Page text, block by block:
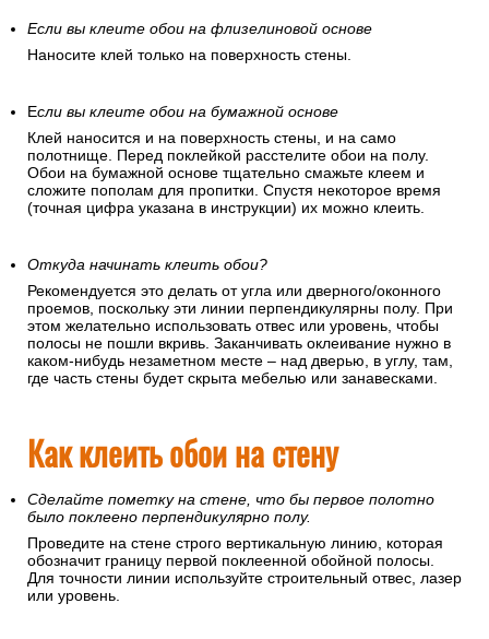
Если вы клеите обои на флизелиновой основе
Наносите клей только на поверхность стены.
Если вы клеите обои на бумажной основе
Клей наносится и на поверхность стены, и на само
полотнище. Перед поклейкой расстелите обои на полу.
Обои на бумажной основе тщательно смажьте клеем и
сложите пополам для пропитки. Спустя некоторое время
(точная цифра указана в инструкции) их можно клеить.
Откуда начинать клеить обои?
Рекомендуется это делать от угла или дверного/оконного
проемов, поскольку эти линии перпендикулярны полу. При
этом желательно использовать отвес или уровень, чтобы
полосы не пошли вкривь. Заканчивать оклеивание нужно в
каком-нибудь незаметном месте – над дверью, в углу, там,
где часть стены будет скрыта мебелью или занавесками.
Как клеить обои на стену
Сделайте пометку на стене, что бы первое полотно
было поклеено перпендикулярно полу.
Проведите на стене строго вертикальную линию, которая
обозначит границу первой поклеенной обойной полосы.
Для точности линии используйте строительный отвес, лазер
или уровень.